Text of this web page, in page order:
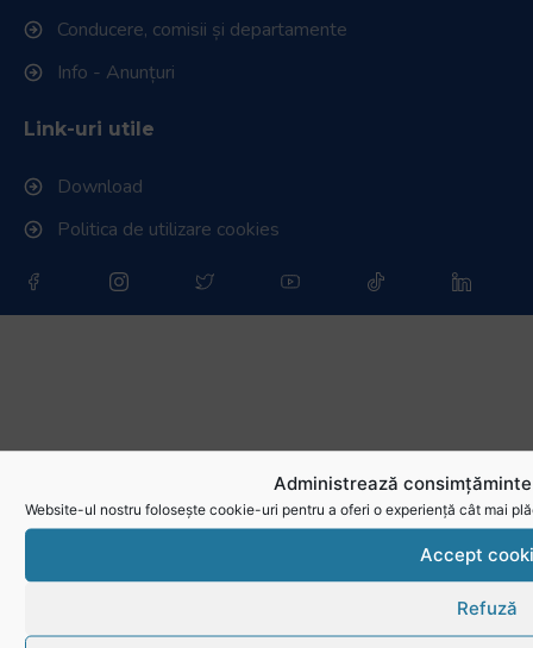
Administrează
Website-ul nostru folosește cookie-uri pentru a oferi o experiență cât mai
Accept
Refuză
Conducere, comisii și departamente
Info - Anunțuri
Link-uri utile
Download
Politica de utilizare cookies